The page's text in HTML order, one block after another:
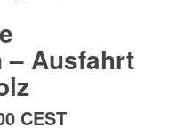
– Ausfahrt
CEST